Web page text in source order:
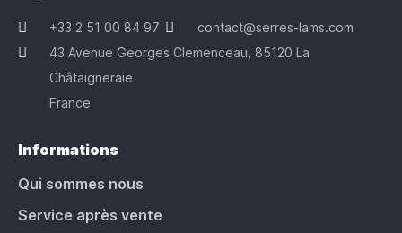
+33 2 51 00 84 97
contact@serres-lams.com
43 Avenue Georges Clemenceau, 85120 La
Châtaigneraie
France
Informations
Qui sommes nous
Service après vente